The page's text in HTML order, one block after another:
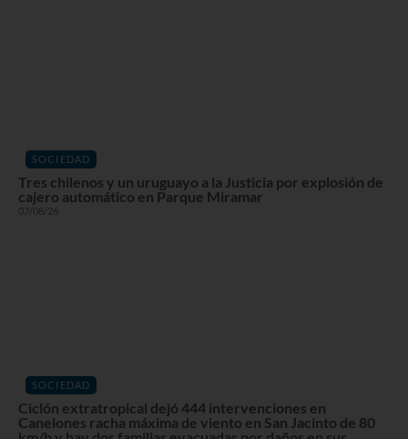
SOCIEDAD
Tres chilenos y un uruguayo a la Justicia por explosión de
cajero automático en Parque Miramar
07/08/26
SOCIEDAD
Ciclón extratropical dejó 444 intervenciones en
Canelones racha máxima de viento en San Jacinto de 80